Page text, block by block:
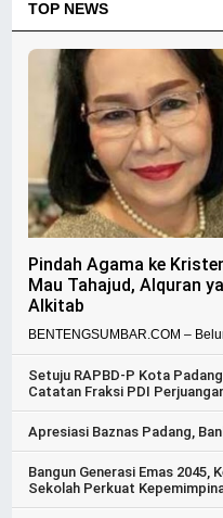
TOP NEWS
Pindah Agama ke
Mau Tahajud, Alquran
Alkitab
BENTENGSUMBAR.COM –
Setuju RAPBD-P Kota
Catatan Fraksi PDI
Apresiasi Baznas Padang,
Bangun Generasi Emas 2045,
Sekolah Perkuat